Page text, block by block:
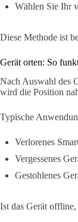
Wählen Sie Ihr
Diese Methode ist
Gerät orten: So
Nach Auswahl des
wird die Position
Typische
Verlorenes
Vergessenes
Gestohlenes
Ist das Gerät